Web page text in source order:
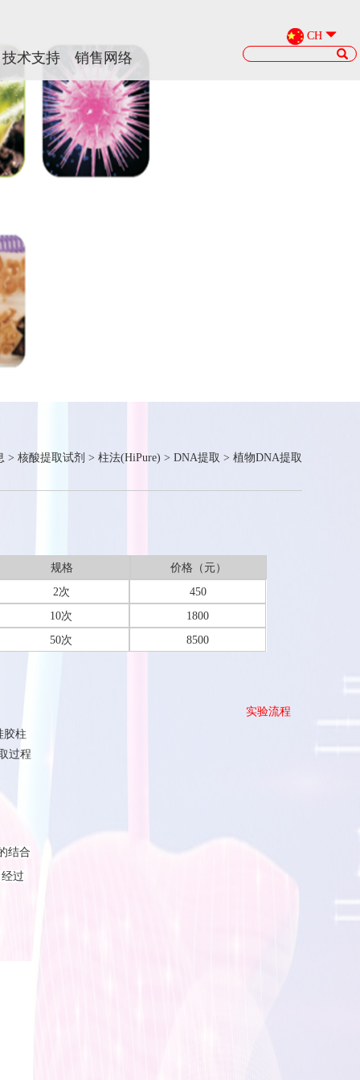
CH
技术支持 销售网络
CH
技术支持 销售网络
> 核酸提取试剂 > 柱法(HiPure) > DNA提取 > 植物DNA提取
规格
价格（元）
2次
450
10次
1800
50次
8500
实验流程
胶柱
过程
结合
经过